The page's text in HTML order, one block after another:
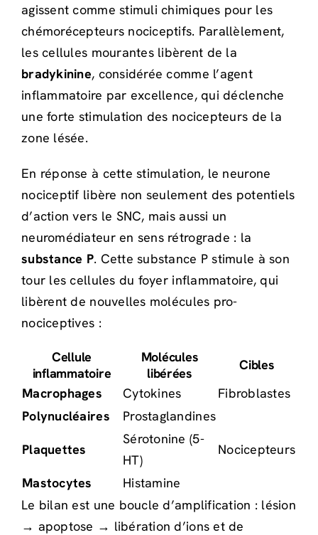
agissent comme stimuli chimiques pour les
chémorécepteurs nociceptifs. Parallèlement,
les cellules mourantes libèrent de la
bradykinine, considérée comme l’agent
inflammatoire par excellence, qui déclenche
une forte stimulation des nocicepteurs de la
zone lésée.
En réponse à cette stimulation, le neurone
nociceptif libère non seulement des potentiels
d’action vers le SNC, mais aussi un
neuromédiateur en sens rétrograde : la
substance P. Cette substance P stimule à son
tour les cellules du foyer inflammatoire, qui
libèrent de nouvelles molécules pro-
nociceptives :
Cellule
inflammatoire
Molécules
libérées
Cibles
Macrophages
Cytokines
Fibroblastes
Polynucléaires
Prostaglandines
Nocicepteurs
Plaquettes
Sérotonine (5-
HT)
Mastocytes
Histamine
Le bilan est une boucle d’amplification : lésion
→ apoptose → libération d’ions et de